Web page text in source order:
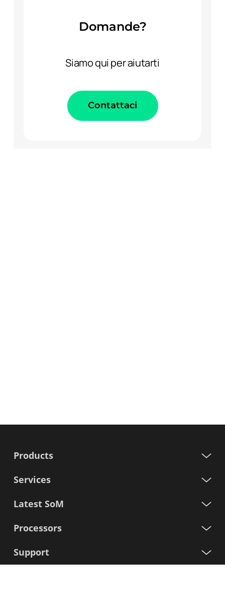
Domande?
Siamo qui per aiutarti
Contattaci
Products
Services
Latest SoM
Processors
Support